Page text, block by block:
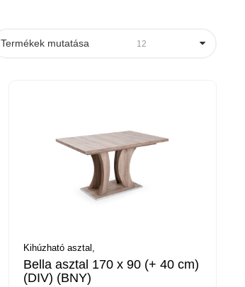
Termékek mutatása 12
Kihúzható asztal,
Bella asztal 170 x 90 (+ 40 cm)
(DIV) (BNY)